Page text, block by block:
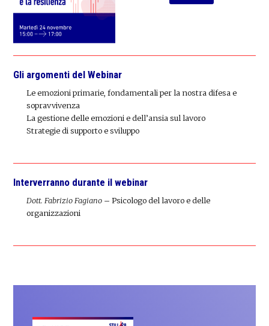
Gli argomenti del Webinar
Le emozioni primarie, fondamentali per la nostra difesa e
sopravvivenza
La gestione delle emozioni e dell’ansia sul lavoro
Strategie di supporto e sviluppo
Interverranno durante il webinar
Dott. Fabrizio Fagiano – Psicologo del lavoro e delle
organizzazioni